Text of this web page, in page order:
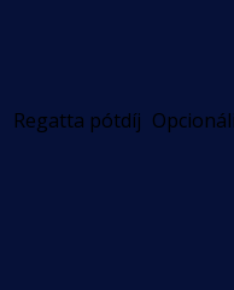
Regatta pótdíj